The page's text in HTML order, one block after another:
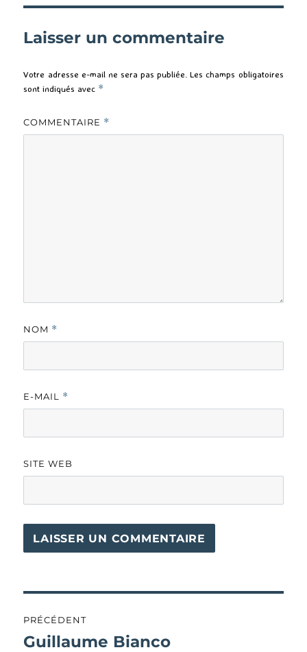
Laisser un commentaire
Votre adresse e-mail ne sera pas publiée. Les champs obligatoires
sont indiqués avec *
COMMENTAIRE *
NOM *
E-MAIL *
SITE WEB
de
PRÉCÉDENT
Publication
Guillaume Bianco